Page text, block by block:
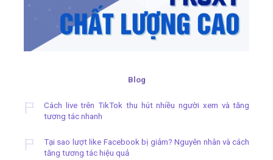
Blog
Cách live trên TikTok thu hút nhiều người xem và tăng
tương tác nhanh
Tại sao lượt like Facebook bị giảm? Nguyên nhân và cách
tăng tương tác hiệu quả